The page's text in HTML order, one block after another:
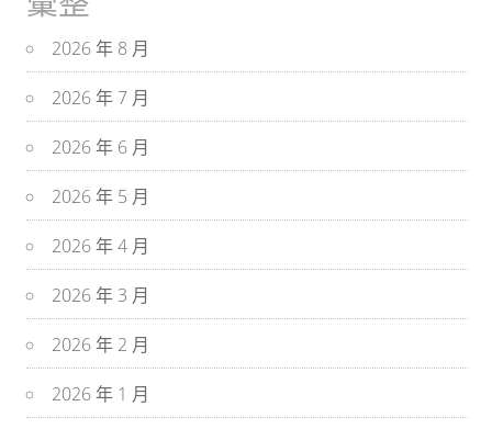
2026 年 8 月
2026 年 7 月
2026 年 6 月
2026 年 5 月
2026 年 4 月
2026 年 3 月
2026 年 2 月
2026 年 1 月